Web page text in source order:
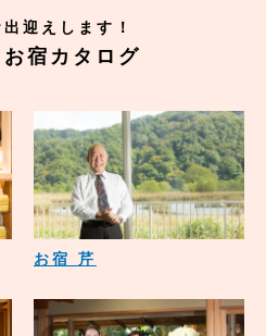
迎えします！
宿カタログ
お宿 芹